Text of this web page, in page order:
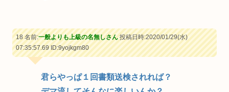
18 名前:一般よりも上級の名無しさん投稿日時:2020/01/29(水)
07:35:57.69ID:9yojkgm80
君らやっぱ１回書類送検されれば？